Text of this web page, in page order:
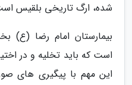
شده، ارگ تاریخی بلقیس
بیمارستان امام رضا (ع)
است که باید تخلیه و در
این مهم با پیگیری های